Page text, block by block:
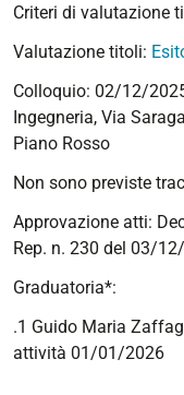
Criteri di valutazione
Valutazione titoli:
Colloquio: 02/12/
Ingegneria, Via
Piano Rosso
Non sono previste
Approvazione atti:
Rep. n. 230 del 03/
Graduatoria*:
.1 Guido Maria
attività 01/01/2026